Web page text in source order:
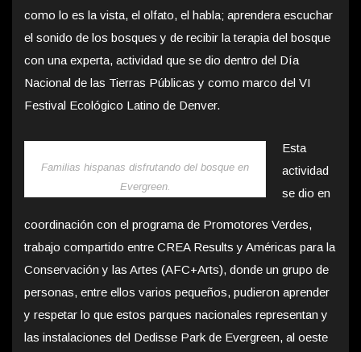
como lo es la vista, el olfato, el habla; aprendera escuchar
el sonido de los bosques y de recibir la terapia del bosque
con una experta, actividad que se dio dentro del Día
Nacional de las Tierras Públicas y como marco del VI
Festival Ecológico Latino de Denver.
Familias hispanas disfrutando del bosque en
Evergreen.
Esta
actividad
se dio en
coordinación con el programa de Promotores Verdes,
trabajo compartido entre CREA Results y Américas para la
Conservación y las Artes (AFC+Arts), donde un grupo de
personas, entre ellos varios pequeños, pudieron aprender
y respetar lo que estos parques nacionales representan y
las instalaciones del Dedisse Park de Evergreen, al oeste